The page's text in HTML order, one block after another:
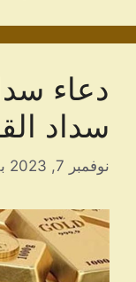
دعاء
سداد
نوفمبر 7, 2023